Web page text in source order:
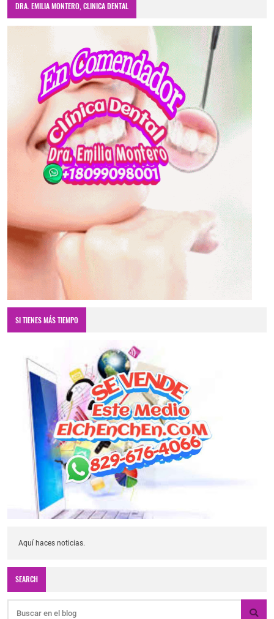
DRA. EMILIA MONTERO, CLINICA DENTAL
SI TIENES MÁS TIEMPO
Aquí haces noticias.
SEARCH